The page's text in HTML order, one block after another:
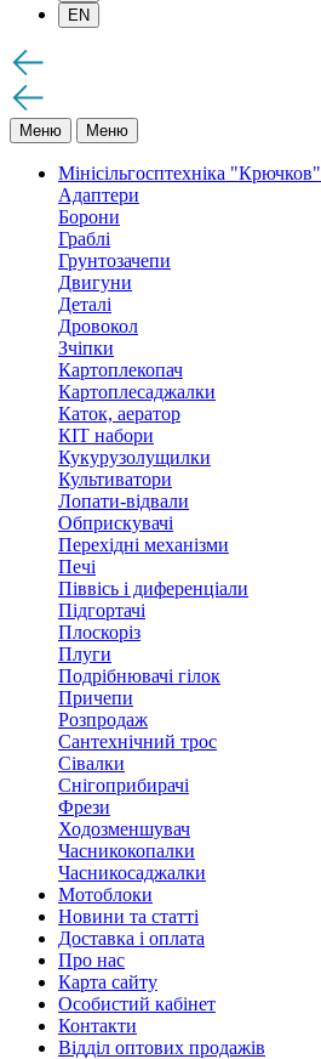
EN
Меню Меню
Мінісільгосптехніка "Крючков"
Адаптери
Борони
Граблі
Грунтозачепи
Двигуни
Деталі
Дровокол
Зчіпки
Картоплекопач
Картоплесаджалки
Каток, аератор
КІТ набори
Кукурузолущилки
Культиватори
Лопати-відвали
Обприскувачі
Перехідні механізми
Печі
Піввісь і диференціали
Підгортачі
Плоскоріз
Плуги
Подрібнювачі гілок
Причепи
Розпродаж
Сантехнічний трос
Сівалки
Снігоприбирачі
Фрези
Ходозменшувач
Часникокопалки
Часникосаджалки
Мотоблоки
Новини та статті
Доставка і оплата
Про нас
Карта сайту
Особистий кабінет
Контакти
Відділ оптових продажів